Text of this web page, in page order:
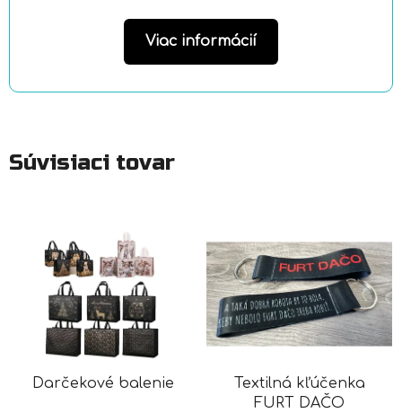
Viac informácií
Súvisiaci tovar
Darčekové balenie
Textilná kľúčenka
FURT DAČO